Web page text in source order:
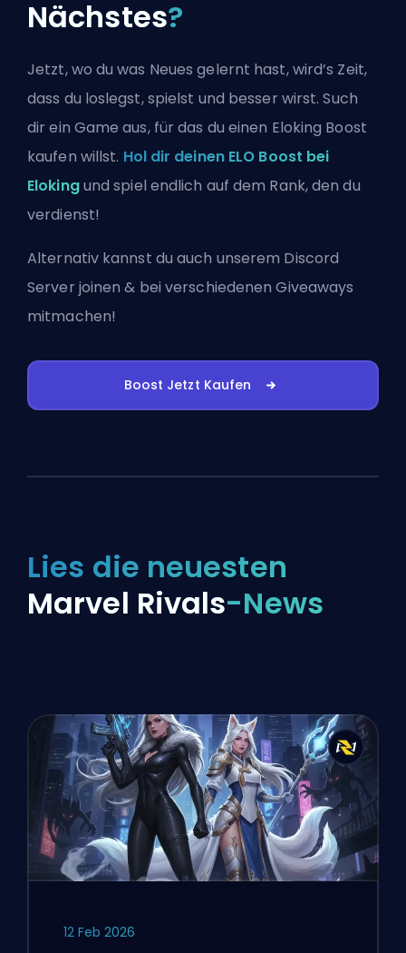
Nächstes?
Jetzt, wo du was Neues gelernt hast, wird’s Zeit,
dass du loslegst, spielst und besser wirst. Such
dir ein Game aus, für das du einen Eloking Boost
kaufen willst. Hol dir deinen ELO Boost bei
Elokingund spiel endlich auf dem Rank, den du
verdienst!
Alternativ kannst du auch unserem Discord
Server joinen & bei verschiedenen Giveaways
mitmachen!
Boost Jetzt Kaufen
Lies die neuesten
Marvel Rivals-News
12 Feb 2026